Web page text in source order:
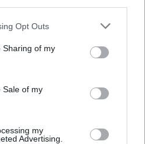
app uses one or more Google
behaviour. You may click to
and its third-party tags to
purposes in below Google
Opt Outs
Sharing of my
Sale of my
my
Advertising.
Hírek